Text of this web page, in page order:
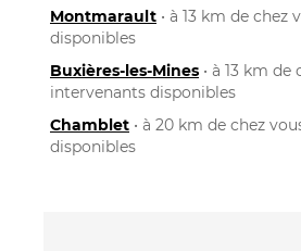
Montmarault • à 13 km de chez
disponibles
Buxières-les-Mines • à 13 km de
intervenants disponibles
Chamblet • à 20 km de chez
disponibles